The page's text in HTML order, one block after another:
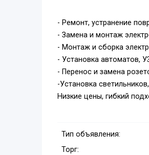
- Ремонт, устранение
- Замена и монтаж
- Монтаж и сборка
- Установка автоматов,
- Перенос и замена
-Установка
Низкие цены, гибкий
Тип объявления:
Торг: